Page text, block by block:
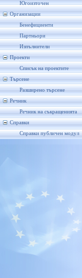
Югоизточен
Организации
Бенефициенти
Партньори
Изпълнители
Проекти
Списък на проектите
Търсене
Разширено търсене
Речник
Речник на съкращенията
Справки
Справки публичен модул